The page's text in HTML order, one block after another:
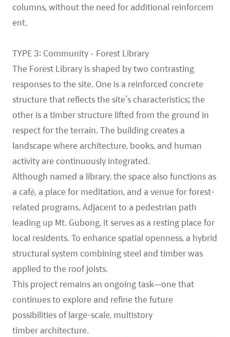
columns, without the need for additional reinforcem
ent.
TYPE 3: Community – Forest Library
The Forest Library is shaped by two contrasting
responses to the site. One is a reinforced concrete
structure that reflects the site’s characteristics; the
other is a timber structure lifted from the ground in
respect for the terrain. The building creates a
landscape where architecture, books, and human
activity are continuously integrated.
Although named a library, the space also functions as
a café, a place for meditation, and a venue for forest-
related programs. Adjacent to a pedestrian path
leading up Mt. Gubong, it serves as a resting place for
local residents. To enhance spatial openness, a hybrid
structural system combining steel and timber was
applied to the roof joists.
This project remains an ongoing task—one that
continues to explore and refine the future
possibilities of large-scale, multistory
timber architecture.